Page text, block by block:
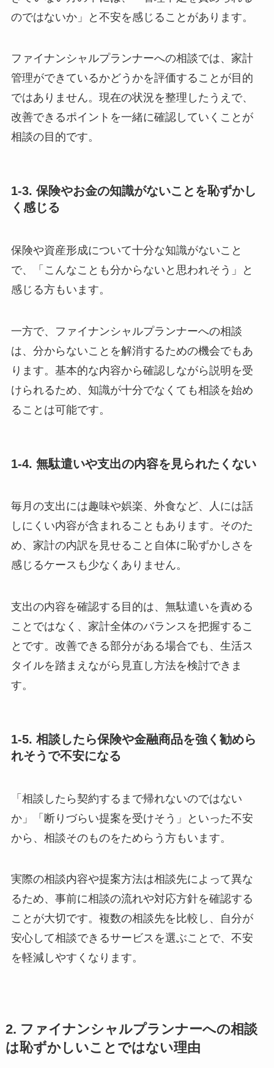
のではないか」と不安を感じることがあります。
ファイナンシャルプランナーへの相談では、家計
管理ができているかどうかを評価することが目的
ではありません。現在の状況を整理したうえで、
改善できるポイントを一緒に確認していくことが
相談の目的です。
1-3. 保険やお金の知識がないことを恥ずかし
く感じる
保険や資産形成について十分な知識がないこと
で、「こんなことも分からないと思われそう」と
感じる方もいます。
一方で、ファイナンシャルプランナーへの相談
は、分からないことを解消するための機会でもあ
ります。基本的な内容から確認しながら説明を受
けられるため、知識が十分でなくても相談を始め
ることは可能です。
1-4. 無駄遣いや支出の内容を見られたくない
毎月の支出には趣味や娯楽、外食など、人には話
しにくい内容が含まれることもあります。そのた
め、家計の内訳を見せること自体に恥ずかしさを
感じるケースも少なくありません。
支出の内容を確認する目的は、無駄遣いを責める
ことではなく、家計全体のバランスを把握するこ
とです。改善できる部分がある場合でも、生活ス
タイルを踏まえながら見直し方法を検討できま
す。
1-5. 相談したら保険や金融商品を強く勧めら
れそうで不安になる
「相談したら契約するまで帰れないのではない
か」「断りづらい提案を受けそう」といった不安
から、相談そのものをためらう方もいます。
実際の相談内容や提案方法は相談先によって異な
るため、事前に相談の流れや対応方針を確認する
ことが大切です。複数の相談先を比較し、自分が
安心して相談できるサービスを選ぶことで、不安
を軽減しやすくなります。
2. ファイナンシャルプランナーへの相談
は恥ずかしいことではない理由